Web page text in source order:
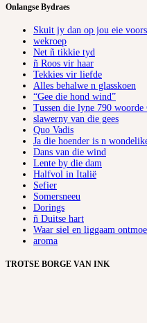
Onlangse Bydraes
Skuit jy dan op jou eie
wekroep
Net ñ tikkie tyd
ñ Roos vir haar
Tekkies vir liefde
Alles behalwe n glasskoen
“Gee die hond wind”
Tussen die lyne 790 woorde
slawerny van die gees
Quo Vadis
Ja die hoender is n
Dans van die wind
Lente by die dam
Halfvol in Italië
Sefier
Somersneeu
Dorings
ñ Duitse hart
Waar siel en liggaam
aroma
TROTSE BORGE VAN INK